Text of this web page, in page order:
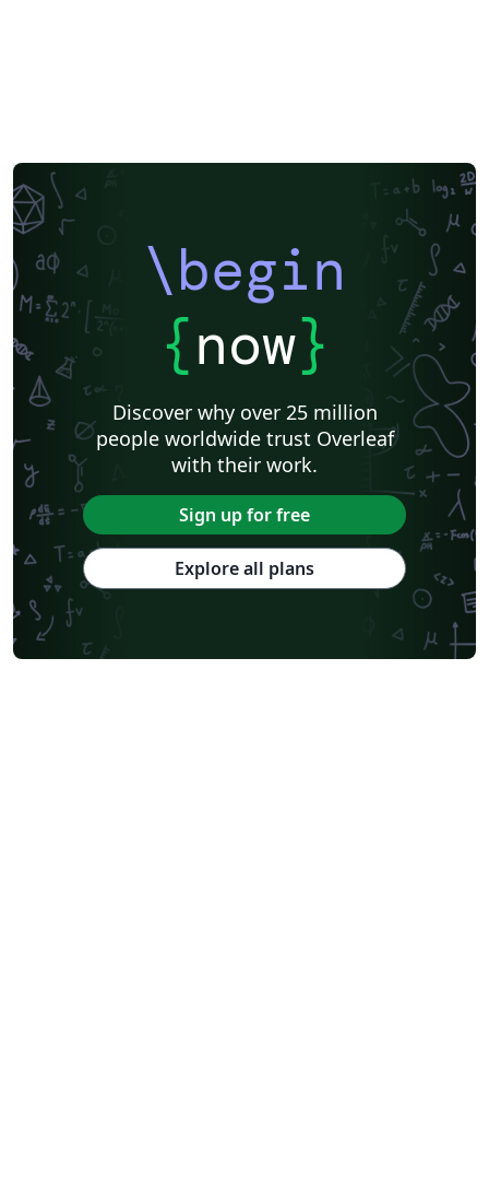
\begin
{now}
Discover why over 25 million
people worldwide trust Overleaf
with their work.
Sign up for free
Explore all plans